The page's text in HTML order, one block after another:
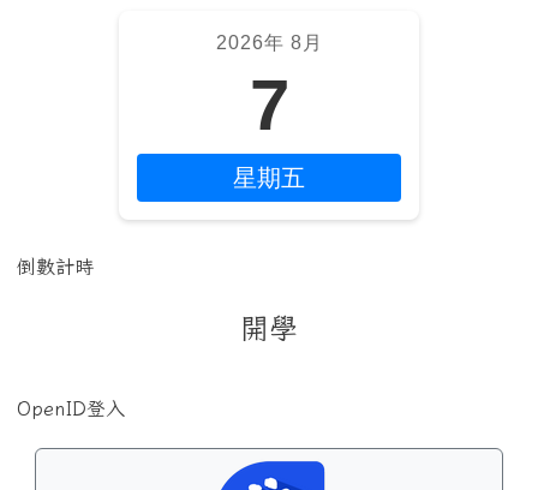
2026年 8月
7
星期五
倒數計時
開學
OpenID登入